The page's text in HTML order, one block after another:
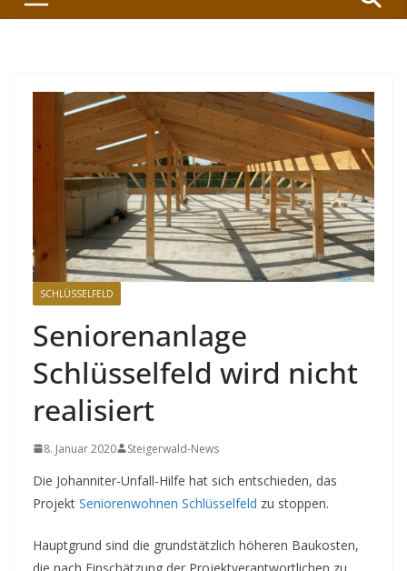
SCHLÜSSELFELD
Seniorenanlage
Schlüsselfeld wird nicht
realisiert
8. Januar 2020 Steigerwald-News
Die Johanniter-Unfall-Hilfe hat sich entschieden, das
Projekt Seniorenwohnen Schlüsselfeld zu stoppen.
Hauptgrund sind die grundstätzlich höheren Baukosten,